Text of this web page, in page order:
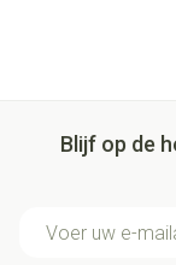
Blijf op de